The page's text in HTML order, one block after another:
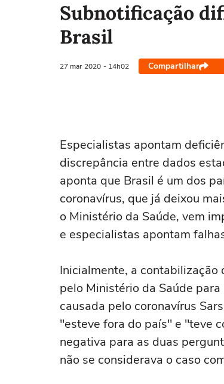
Subnotificação
Brasil
27 mar 2020 - 14h02 Compartilhar
Especialistas apontam
discrepância entre dados
aponta que Brasil é um dos
coronavírus, que já deixou
o Ministério da Saúde, vem
e especialistas apontam
Inicialmente, a
pelo Ministério da Saúde
causada pelo coronavírus
"esteve fora do país" e "teve
negativa para as duas
não se considerava o caso